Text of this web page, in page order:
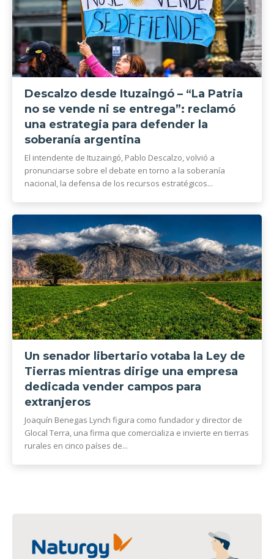
Descalzo desde Ituzaingó – “La Patria
no se vende ni se entrega”: reclamó
una estrategia para defender la
soberanía argentina
El intendente de Ituzaingó, Pablo Descalzo, volvió a
pronunciarse sobre el debate en torno a la soberanía
nacional, la defensa de los recursos estratégicos...
Un senador libertario votaba la Ley de
Tierras mientras dirige una empresa
dedicada vender campos para
extranjeros
Joaquín Benegas Lynch figura como fundador y director de
Glocal Terra, una firma que comercializa e invierte en tierras
rurales en cinco países de...